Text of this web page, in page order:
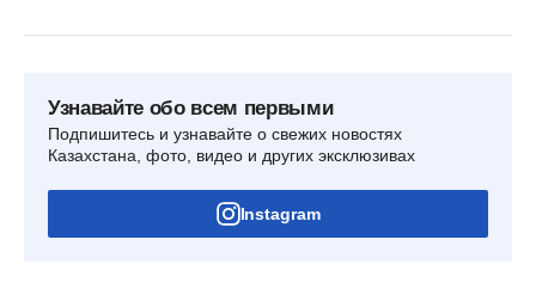
Узнавайте обо всем первыми
Подпишитесь и узнавайте о свежих новостях
Казахстана, фото, видео и других эксклюзивах
Instagram